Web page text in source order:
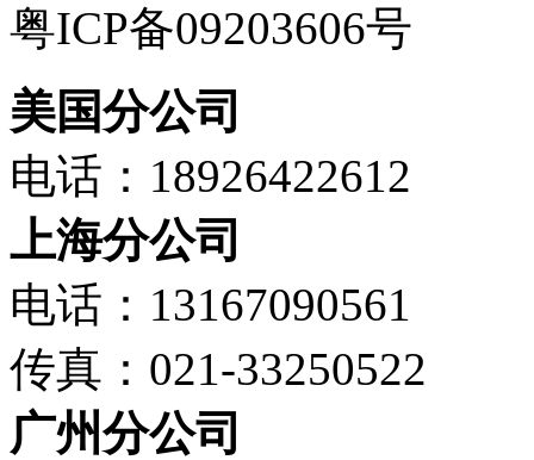
粤ICP备09203606号
美国分公司
电话：18926422612
上海分公司
电话：13167090561
传真：021-33250522
广州分公司